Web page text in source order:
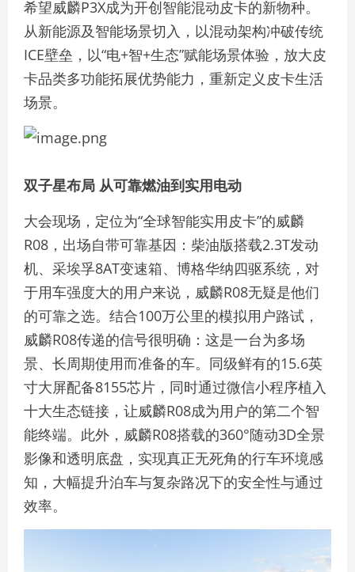
希望威麟P3X成为开创智能混动皮卡的新物种。
从新能源及智能场景切入，以混动架构冲破传统
ICE壁垒，以“电+智+生态”赋能场景体验，放大皮
卡品类多功能拓展优势能力，重新定义皮卡生活
场景。
双子星布局 从可靠燃油到实用电动
大会现场，定位为“全球智能实用皮卡”的威麟
R08，出场自带可靠基因：柴油版搭载2.3T发动
机、采埃孚8AT变速箱、博格华纳四驱系统，对
于用车强度大的用户来说，威麟R08无疑是他们
的可靠之选。结合100万公里的模拟用户路试，
威麟R08传递的信号很明确：这是一台为多场
景、长周期使用而准备的车。同级鲜有的15.6英
寸大屏配备8155芯片，同时通过微信小程序植入
十大生态链接，让威麟R08成为用户的第二个智
能终端。此外，威麟R08搭载的360°随动3D全景
影像和透明底盘，实现真正无死角的行车环境感
知，大幅提升泊车与复杂路况下的安全性与通过
效率。